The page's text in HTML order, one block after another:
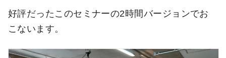
好評だったこのセミナーの2時間バージョンでお
こないます。